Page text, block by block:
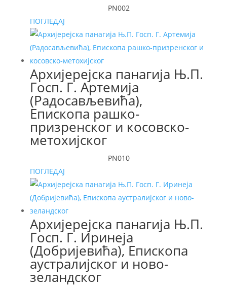
PN002
ПОГЛЕДАЈ
Архијерејска панагија Њ.П.
Госп. Г. Артемија
(Радосављевића),
Епископа рашко-
призренског и косовско-
метохијског
PN010
ПОГЛЕДАЈ
Архијерејска панагија Њ.П.
Госп. Г. Иринеја
(Добријевића), Епископа
аустралијског и ново-
зеландског